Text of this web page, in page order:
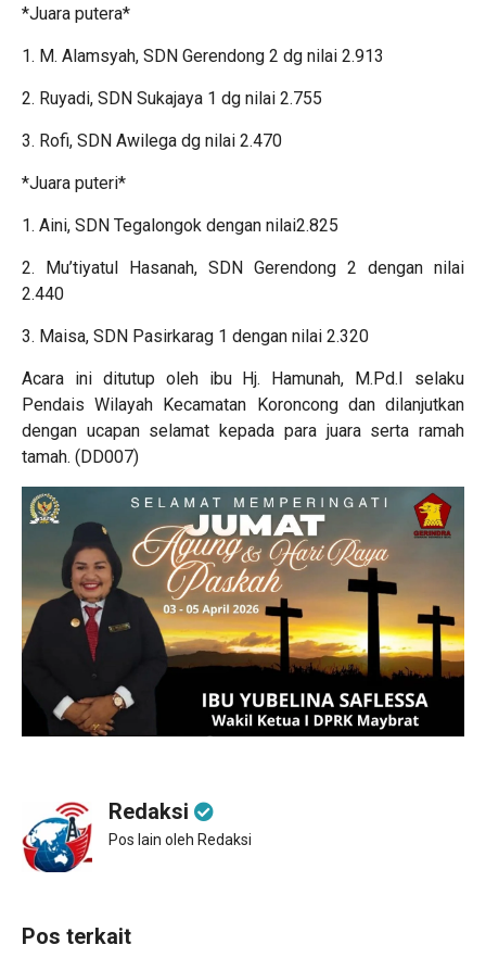
*Juara putera*
1. M. Alamsyah, SDN Gerendong 2 dg nilai 2.913
2. Ruyadi, SDN Sukajaya 1 dg nilai 2.755
3. Rofi, SDN Awilega dg nilai 2.470
*Juara puteri*
1. Aini, SDN Tegalongok dengan nilai2.825
2. Mu’tiyatul Hasanah, SDN Gerendong 2 dengan nilai
2.440
3. Maisa, SDN Pasirkarag 1 dengan nilai 2.320
Acara ini ditutup oleh ibu Hj. Hamunah, M.Pd.I selaku
Pendais Wilayah Kecamatan Koroncong dan dilanjutkan
dengan ucapan selamat kepada para juara serta ramah
tamah. (DD007)
Redaksi
Pos lain oleh Redaksi
Pos terkait